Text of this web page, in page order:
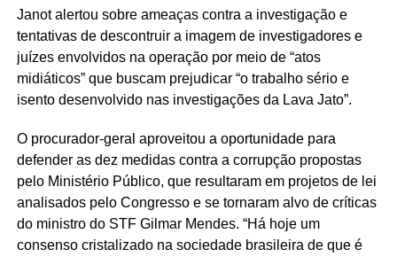
Janot alertou sobre ameaças contra a investigação e
tentativas de descontruir a imagem de investigadores e
juízes envolvidos na operação por meio de “atos
midiáticos” que buscam prejudicar “o trabalho sério e
isento desenvolvido nas investigações da Lava Jato”.
O procurador-geral aproveitou a oportunidade para
defender as dez medidas contra a corrupção propostas
pelo Ministério Público, que resultaram em projetos de lei
analisados pelo Congresso e se tornaram alvo de críticas
do ministro do STF Gilmar Mendes. “Há hoje um
consenso cristalizado na sociedade brasileira de que é